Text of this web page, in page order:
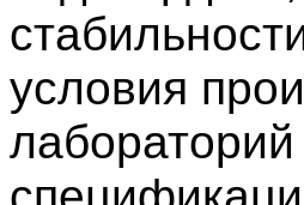
условия